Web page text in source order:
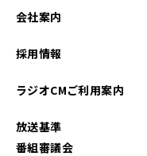
会社案内
採用情報
ラジオCMご利用案内
放送基準
番組審議会